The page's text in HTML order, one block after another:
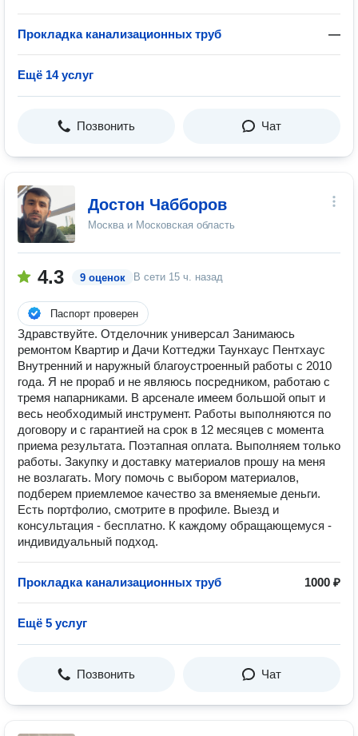
Прокладка канализационных труб —
Ещё 14 услуг
Позвонить Чат
Достон Чабборов
Москва и Московская область
4.3 9 оценок В сети 15 ч. назад
Паспорт проверен
Здравствуйте. Отделочник универсал Занимаюсь
ремонтом Квартир и Дачи Коттеджи Таунхаус Пентхаус
Внутренний и наружный благоустроенный работы с 2010
года. Я не прораб и не являюсь посредником, работаю с
тремя напарниками. В арсенале имеем большой опыт и
весь необходимый инструмент. Работы выполняются по
договору и с гарантией на срок в 12 месяцев с момента
приема результата. Поэтапная оплата. Выполняем только
работы. Закупку и доставку материалов прошу на меня
не возлагать. Могу помочь с выбором материалов,
подберем приемлемое качество за вменяемые деньги.
Есть портфолио, смотрите в профиле. Выезд и
консультация - бесплатно. К каждому обращающемуся -
индивидуальный подход.
Прокладка канализационных труб 1000 ₽
Ещё 5 услуг
Позвонить Чат